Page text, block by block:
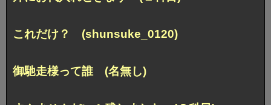
これだけ？ (shunsuke_0120)
御馳走様って誰 (名無し)